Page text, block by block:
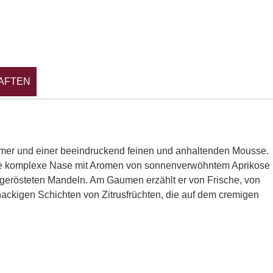
und einer beeindruckend feinen und anhaltenden Mousse.
Nase mit Aromen von sonnenverwöhntem Aprikose
Mandeln. Am Gaumen erzählt er von Frische, von
Schichten von Zitrusfrüchten, die auf dem cremigen